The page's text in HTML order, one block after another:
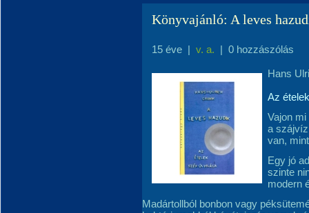
Könyvajánló: A leves
15 éve | v. a. | 0 hozzászólás
Hans
Az
Vajon
a
van,
Egy jó
szinte
modern
Madártollból bonbon vagy